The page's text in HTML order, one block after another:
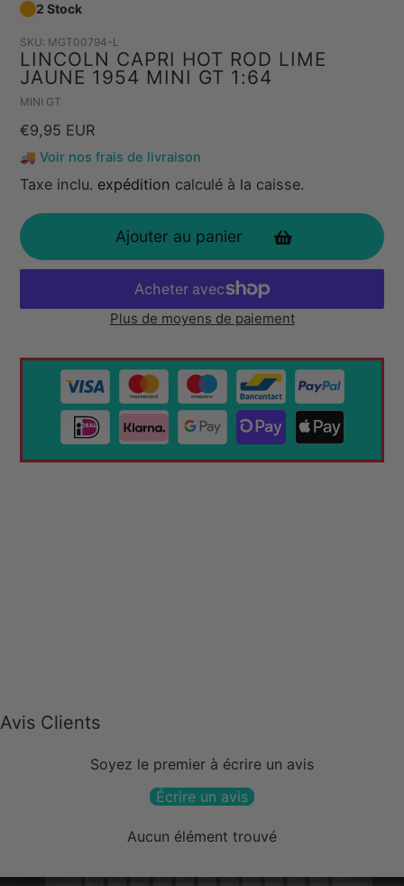
2 Stock
SKU: MGT00794-L
LINCOLN CAPRI HOT ROD LIME
JAUNE 1954 MINI GT 1:64
Vendeuse
MINI GT
Prix
€9,95 EUR
🚚 Voir nos frais de livraison
Taxe inclu. expédition calculé à la caisse.
Ajouter au panier
Plus de moyens de paiement
de
produit
panier
Avis Clients
Soyez le premier à écrire un avis
Écrire un avis
Aucun élément trouvé